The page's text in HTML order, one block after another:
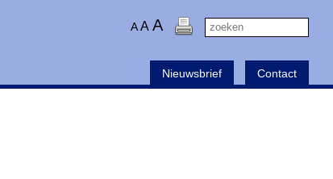
A A A
Nieuwsbrief Contact